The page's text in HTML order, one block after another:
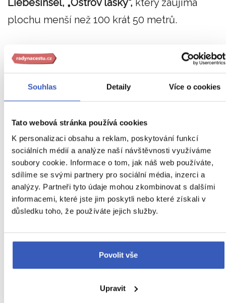
Souhlas Detaily Více o cookies
Tato webová stránka používá cookies
K personalizaci obsahu a reklam, poskytování funkcí
sociálních médií a analýze naší návštěvnosti využíváme
soubory cookie. Informace o tom, jak náš web používáte,
sdílíme se svými partnery pro sociální média, inzerci a
analýzy. Partneři tyto údaje mohou zkombinovat s dalšími
informacemi, které jste jim poskytli nebo které získali v
důsledku toho, že používáte jejich služby.
Povolit vše
Upravit
Liebesinsel, „Ostrov lásky“, který zaujímá
plochu menší než 100 krát 50 metrů.
Kde je voda, tam je život
sportů, v létě se totiž teplota vody pohybuje